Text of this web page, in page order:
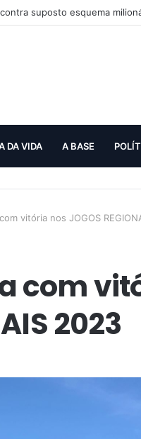
suposto esquema
DA VIDA A BASE
vitória nos JOGOS
com
2023